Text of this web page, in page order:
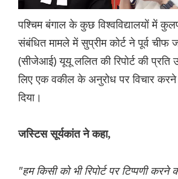
पश्चिम बंगाल के कुछ विश्वविद्यालयों में
संबंधित मामले में सुप्रीम कोर्ट ने पूर्व
(सीजेआई) यूयू ललित की रिपोर्ट की
लिए एक वकील के अनुरोध पर विचार
दिया।
जस्टिस सूर्यकांत ने कहा,
"हम किसी को भी रिपोर्ट पर टिप्पणी